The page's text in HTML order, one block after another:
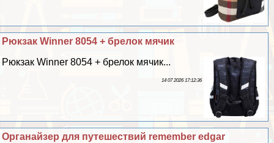
Рюкзак Winner 8054 + брелок мячик
Рюкзак Winner 8054 + брелок мячик...
14 07 2026 17:12:36
Органайзер для путешествий remember edgar